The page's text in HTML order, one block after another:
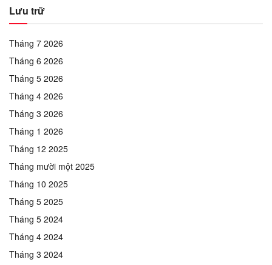
Lưu trữ
Tháng 7 2026
Tháng 6 2026
Tháng 5 2026
Tháng 4 2026
Tháng 3 2026
Tháng 1 2026
Tháng 12 2025
Tháng mười một 2025
Tháng 10 2025
Tháng 5 2025
Tháng 5 2024
Tháng 4 2024
Tháng 3 2024